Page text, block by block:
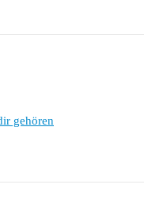
gehören